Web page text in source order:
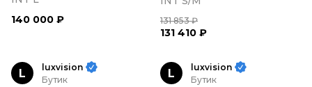
140 000 ₽
131 853 ₽
131 410 ₽
L
luxvision
Бутик
L
luxvision
Бутик